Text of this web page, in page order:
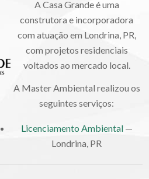
A Casa Grande é uma
construtora e incorporadora
com atuação em Londrina, PR,
com projetos residenciais
voltados ao mercado local.
A Master Ambiental realizou os
seguintes serviços:
Licenciamento Ambiental—
Londrina, PR